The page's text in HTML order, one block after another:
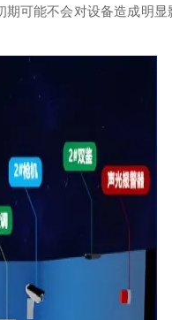
可能不会对设备造成明显